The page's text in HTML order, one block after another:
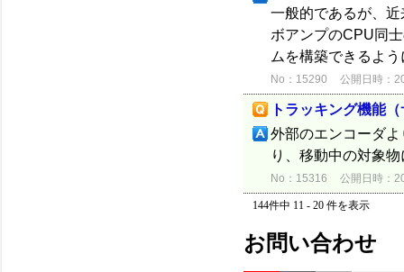
一般的であるが、
ボアンプのCPU同
ムを構築できるよ
No：15290 公開日時：
トラッキング機能
外部のエンコーダ
り、移動中の対象
No：15316 公開日時：
144件中 11 - 20 件を表示
お問い合わせ